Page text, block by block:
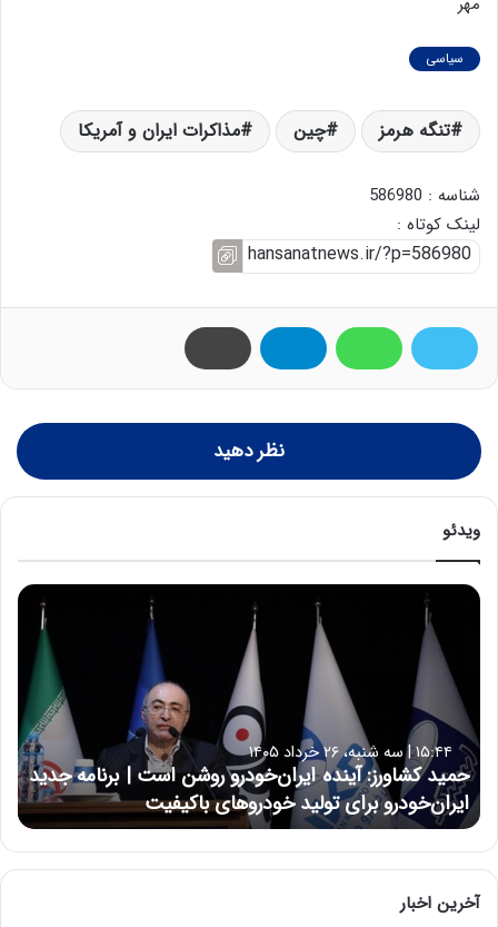
سیاسی
تنگه هرمز چین مذاکرات ایران و آمریکا
شناسه : 586980
لینک کوتاه :
نظر دهید
ویدئو
ح
ش
ا
و
ر
ز
:
آ
ی
ن
۱۵:۴۴ | سه شنبه، ۲۶ خرداد ۱۴۰۵
حمید کشاورز: آینده ایران‌خودرو روشن است | برنامه جدید
ایران‌خودرو برای تولید خودروهای باکیفیت
آخرین اخبار